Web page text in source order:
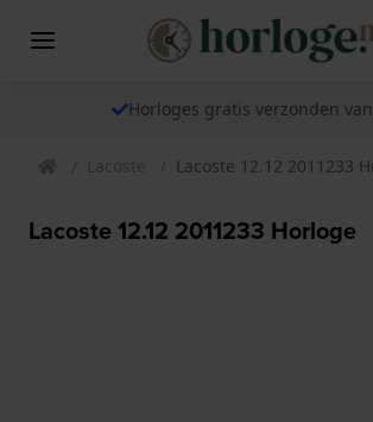
Horloges gratis verzonden
Lacoste Lacoste 12.12 2011233
Lacoste 12.12 2011233 Horloge